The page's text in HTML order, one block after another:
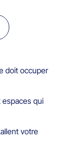
doit occuper
espaces qui
votre